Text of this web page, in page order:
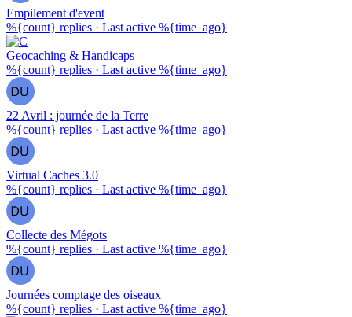
Empilement d'event
%{count} replies · Last active %{time_ago}
Geocaching & Handicaps
%{count} replies · Last active %{time_ago}
22 Avril : journée de la Terre
%{count} replies · Last active %{time_ago}
Virtual Caches 3.0
%{count} replies · Last active %{time_ago}
Collecte des Mégots
%{count} replies · Last active %{time_ago}
Journées comptage des oiseaux
%{count} replies · Last active %{time_ago}